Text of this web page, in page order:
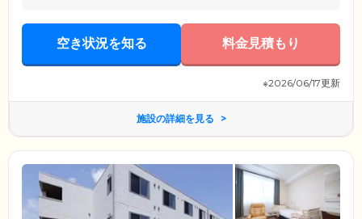
空き状況を知る 料金見積もり
※2026/06/17更新
施設の詳細を見る